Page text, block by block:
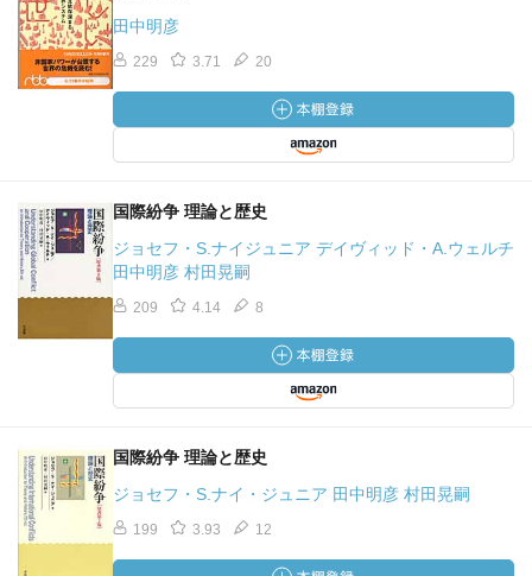
田中明彦
229 3.71 20
国際紛争 理論と歴史
ジョセフ・S.ナイジュニア デイヴィッド・A.ウェルチ
田中明彦 村田晃嗣
209 4.14 8
国際紛争 理論と歴史
ジョセフ・S.ナイ・ジュニア 田中明彦 村田晃嗣
199 3.93 12